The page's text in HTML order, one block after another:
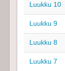
Luukku 10
Luukku 9
Luukku 8
Luukku 7